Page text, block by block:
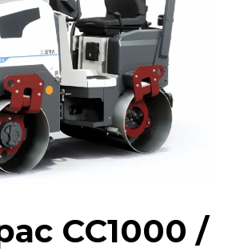
CC1000 /